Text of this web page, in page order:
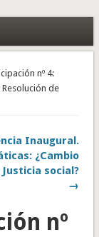
nº 4:
de
Inaugural.
¿Cambio
social?
→
nº